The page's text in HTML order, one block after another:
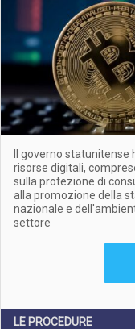
Il governo
risorse digitali,
sulla protezione di
alla promozione della
nazionale e
settore
LE PROCEDURE